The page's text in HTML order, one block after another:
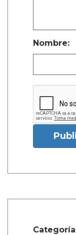
Nombre: